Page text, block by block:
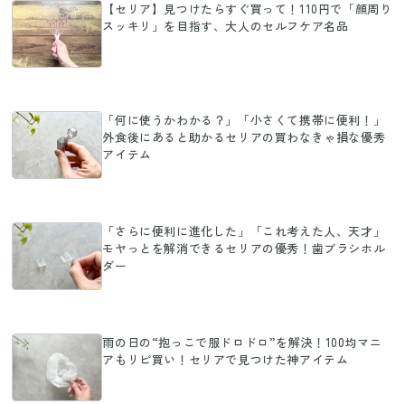
【セリア】見つけたらすぐ買って！110円で「顔周り
スッキリ」を目指す、大人のセルフケア名品
「何に使うかわかる？」「小さくて携帯に便利！」
外食後にあると助かるセリアの買わなきゃ損な優秀
アイテム
「さらに便利に進化した」「これ考えた人、天才」
モヤっとを解消できるセリアの優秀！歯ブラシホル
ダー
雨の日の“抱っこで服ドロドロ”を解決！100均マニ
アもリピ買い！セリアで見つけた神アイテム